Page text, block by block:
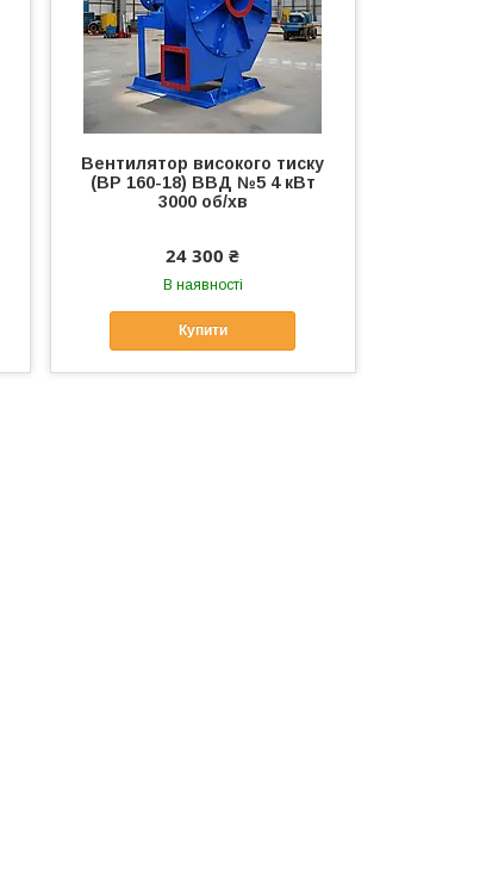
Вентилятор високого тиску
(ВР 160-18) ВВД №5 4 кВт
3000 об/хв
24 300 ₴
В наявності
Купити